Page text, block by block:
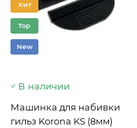
Хит
Top
New
В наличии
Машинка для набивки
гильз Korona KS (8мм)